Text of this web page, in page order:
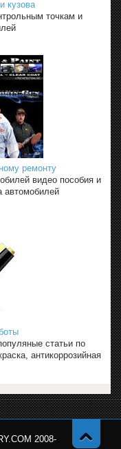
кузова
точкам и
ремонту
видео пособия и
автомобилей
статьи по
антикоррозийная
2008-